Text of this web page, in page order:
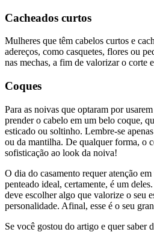
Cacheados curtos
Mulheres que têm cabelos curtos e
adereços, como casquetes, flores ou
nas mechas, a fim de valorizar o corte
Coques
Para as noivas que optaram por
prender o cabelo em um belo coque,
esticado ou soltinho. Lembre-se
ou da mantilha. De qualquer forma, o
sofisticação ao look da noiva!
O dia do casamento requer atenção
penteado ideal, certamente, é um
deve escolher algo que valorize o seu
personalidade. Afinal, esse é o seu
Se você gostou do artigo e quer saber